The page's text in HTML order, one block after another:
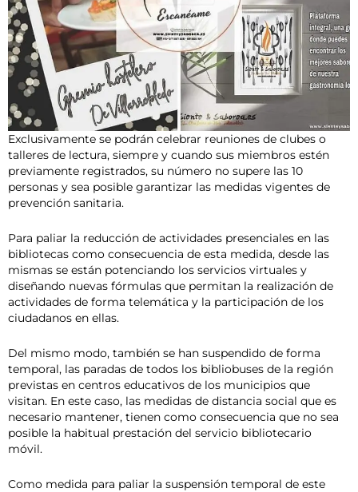
Exclusivamente se podrán celebrar reuniones de clubes o
talleres de lectura, siempre y cuando sus miembros estén
previamente registrados, su número no supere las 10
personas y sea posible garantizar las medidas vigentes de
prevención sanitaria.
Para paliar la reducción de actividades presenciales en las
bibliotecas como consecuencia de esta medida, desde las
mismas se están potenciando los servicios virtuales y
diseñando nuevas fórmulas que permitan la realización de
actividades de forma telemática y la participación de los
ciudadanos en ellas.
Del mismo modo, también se han suspendido de forma
temporal, las paradas de todos los bibliobuses de la región
previstas en centros educativos de los municipios que
visitan. En este caso, las medidas de distancia social que es
necesario mantener, tienen como consecuencia que no sea
posible la habitual prestación del servicio bibliotecario
móvil.
Como medida para paliar la suspensión temporal de este